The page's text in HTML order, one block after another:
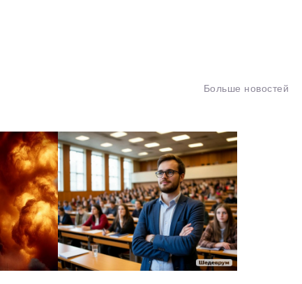
Больше новостей